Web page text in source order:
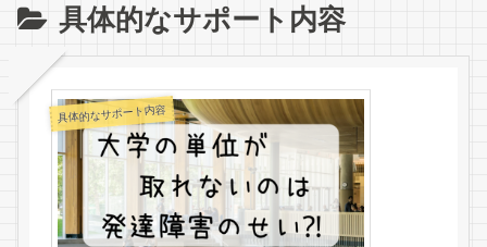
具体的なサポート内容
具体的なサポート内容